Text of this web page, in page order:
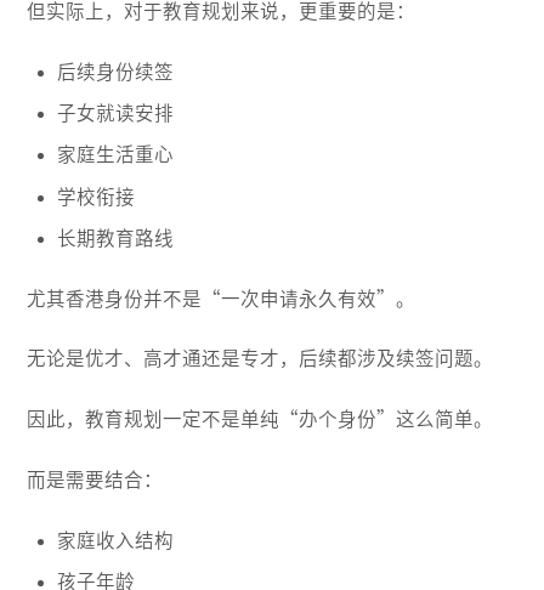
但实际上，对于教育规划来说，更重要的是：
后续身份续签
子女就读安排
家庭生活重心
学校衔接
长期教育路线
尤其香港身份并不是“一次申请永久有效”。
无论是优才、高才通还是专才，后续都涉及续签问题。
因此，教育规划一定不是单纯“办个身份”这么简单。
而是需要结合：
家庭收入结构
孩子年龄